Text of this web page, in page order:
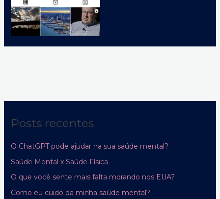
Posts recentes
O ChatGPT pode ajudar na sua saúde mental?
Saúde Mental x Saúde Física
O que você sente mais falta morando nos EUA?
Como eu cuido da minha saúde mental?